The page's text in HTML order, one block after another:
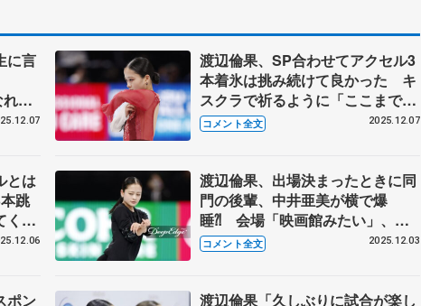
に言
な
い練
渡辺倫果、SP合わせてアクセル3
本着氷は挑み続けて良かった キ
スクラで祈るように「ここまでで
きたから点数くださいって」
【GPファイナル女子フリー】
コメント全文 2025.12.07
とは
跳
くれ
】
渡辺倫果、出場決まったときに同
門の後輩、中井亜美が横で爆
睡⁈ 会場「映画館みたい」、
LED仕様のリンクサイドに「ぶつ
かったら...」 【GPファイナル公
コメント全文 2025.12.03
ポン
渡辺倫果「久しぶりに試合が楽し